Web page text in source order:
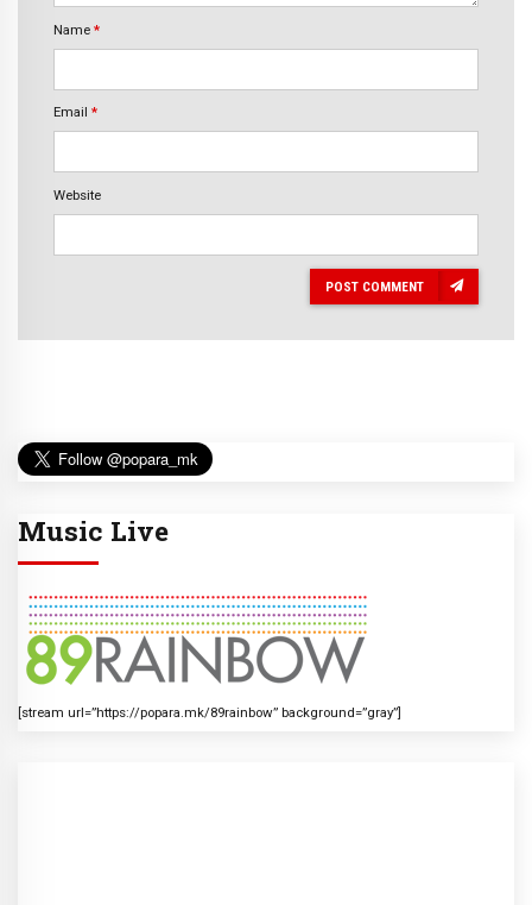
Name *
Email *
Website
POST COMMENT
Music Live
[stream url=”https://popara.mk/89rainbow” background=”gray”]